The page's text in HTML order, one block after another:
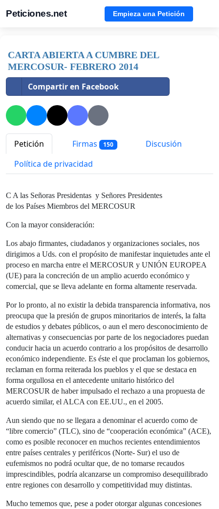
Peticiones.net Empieza una Petición
CARTA ABIERTA A CUMBRE DEL
MERCOSUR- FEBRERO 2014
Compartir en Facebook
Petición Firmas 150
Discusión
Política de privacidad
C A las Señoras Presidentas y Señores Presidentes
de los Países Miembros del MERCOSUR
Con la mayor consideración:
Los abajo firmantes, ciudadanos y organizaciones sociales, nos
dirigimos a Uds. con el propósito de manifestar inquietudes ante el
proceso en marcha entre el MERCOSUR y UNIÓN EUROPEA
(UE) para la concreción de un amplio acuerdo económico y
comercial, que se lleva adelante en forma altamente reservada.
Por lo pronto, al no existir la debida transparencia informativa, nos
preocupa que la presión de grupos minoritarios de interés, la falta
de estudios y debates públicos, o aun el mero desconocimiento de
alternativas y consecuencias por parte de los negociadores puedan
conducir hacia un acuerdo contrario a los propósitos de desarrollo
económico independiente. Es éste el que proclaman los gobiernos,
reclaman en forma reiterada los pueblos y el que se destaca en
forma orgullosa en el antecedente unitario histórico del
MERCOSUR de haber impulsado el rechazo a una propuesta de
acuerdo similar, el ALCA con EE.UU., en el 2005.
Aun siendo que no se llegara a denominar el acuerdo como de
“libre comercio” (TLC), sino de “cooperación económica” (ACE),
como es posible reconocer en muchos recientes entendimientos
entre países centrales y periféricos (Norte- Sur) el uso de
eufemismos no podrá ocultar que, de no tomarse recaudos
imprescindibles, podría alcanzarse un compromiso desequilibrado
entre regiones con desarrollo y competitividad muy distintas.
Mucho tememos que, pese a poder otorgar algunas concesiones